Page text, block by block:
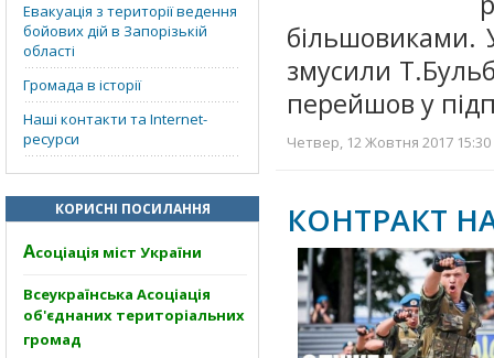
Евакуація з території ведення
бойових дій в Запорізькій
області
Громада в історії
Наші контакти та Internet-
ресурси
КОРИСНІ ПОСИЛАННЯ
Асоціація міст України
Всеукраїнська Асоціація
об'єднаних територіальних
громад
більшовиками.
змусили
перейшов у
Четвер, 12 Жовтня 2017
КОНТРАКТ